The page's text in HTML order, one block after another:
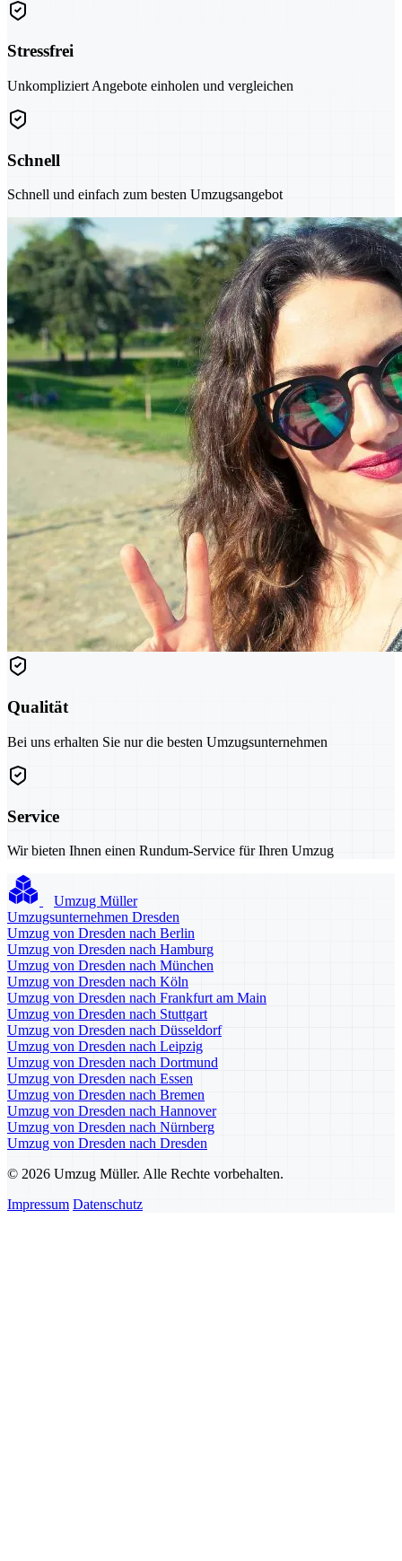
Stressfrei
Unkompliziert Angebote einholen und vergleichen
Schnell
Schnell und einfach zum besten Umzugsangebot
Qualität
Bei uns erhalten Sie nur die besten Umzugsunternehmen
Service
Wir bieten Ihnen einen Rundum-Service für Ihren Umzug
Umzug Müller
Umzugsunternehmen Dresden
Umzug von Dresden nach Berlin
Umzug von Dresden nach Hamburg
Umzug von Dresden nach München
Umzug von Dresden nach Köln
Umzug von Dresden nach Frankfurt am Main
Umzug von Dresden nach Stuttgart
Umzug von Dresden nach Düsseldorf
Umzug von Dresden nach Leipzig
Umzug von Dresden nach Dortmund
Umzug von Dresden nach Essen
Umzug von Dresden nach Bremen
Umzug von Dresden nach Hannover
Umzug von Dresden nach Nürnberg
Umzug von Dresden nach Dresden
© 2026 Umzug Müller. Alle Rechte vorbehalten.
Impressum Datenschutz